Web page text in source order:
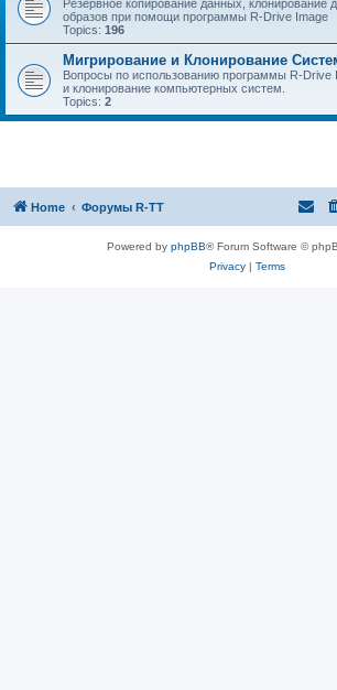
Резервное копирование данных, клонирование
образов при помощи программы R-Drive Image
Topics: 196
Мигрирование и Клонирование
Вопросы по использованию программы R-Drive
и клонирование компьютерных систем.
Topics: 2
Home Форумы R-TT
Powered by phpBB® Forum Software ©
Privacy| Terms